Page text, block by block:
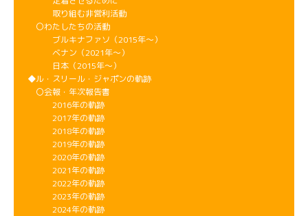
取り組む非営利活動
〇わたしたちの活動
ブルキナファソ（2015年～）
ベナン（2021年～）
日本（2015年～）
◆ル・スリール・ジャポンの軌跡
〇会報・年次報告書
2016年の軌跡
2017年の軌跡
2018年の軌跡
2019年の軌跡
2020年の軌跡
2021年の軌跡
2022年の軌跡
2023年の軌跡
2024年の軌跡